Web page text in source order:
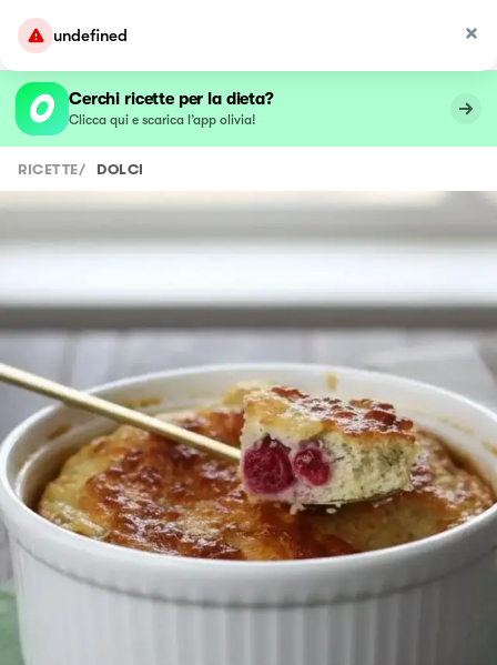
undefined
Cerchi ricette per la dieta?
Clicca qui e scarica l’app olivia!
RICETTE/ DOLCI